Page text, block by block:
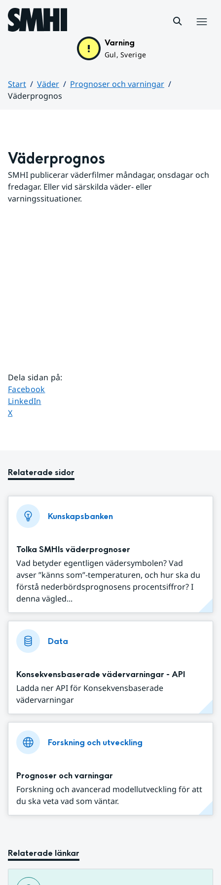
Hoppa till sidans innehåll
Varning
Gul, Sverige
Start Väder
Prognoser och varningar
Väderprognos
Väderprognos
SMHI publicerar väderfilmer måndagar, onsdagar och
fredagar. Eller vid särskilda väder- eller
varningssituationer.
Dela sidan på:
Dela sidan på
Facebook
Dela sidan på
LinkedIn
Dela sidan på
X
Relaterade sidor
Kunskapsbanken
Tolka SMHIs väderprognoser
Vad betyder egentligen vädersymbolen? Vad
avser ”känns som”-temperaturen, och hur ska du
förstå nederbördsprognosens procentsiffror? I
denna vägled...
Data
Konsekvensbaserade vädervarningar - API
Ladda ner API för Konsekvensbaserade
vädervarningar
Forskning och utveckling
Prognoser och varningar
Forskning och avancerad modellutveckling för att
du ska veta vad som väntar.
Relaterade länkar